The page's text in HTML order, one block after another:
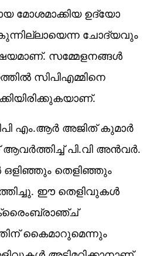
മോശമാക്കിയ ഉദ്യോ​
ചോദ്യവും
സമ്മേളനങ്ങൾ
സിപിഎമ്മിനെ
എം.ആർ അജിത് കുമാർ
ആവർത്തിച്ച് പി.വി അൻവർ.
ഒളിഞ്ഞും തെളിഞ്ഞും
ഈ തെളിവുകൾ
കെെമാറുമെന്നും